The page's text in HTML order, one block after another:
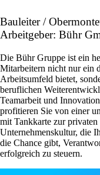
Bauleiter /
Arbeitgeber: Bühr
Die Bühr Gruppe ist ein
Mitarbeitern nicht nur ein
Arbeitsumfeld bietet,
beruflichen
Teamarbeit und
profitieren Sie von einer
mit Tankkarte zur
Unternehmenskultur, die
die Chance gibt,
erfolgreich zu steuern.